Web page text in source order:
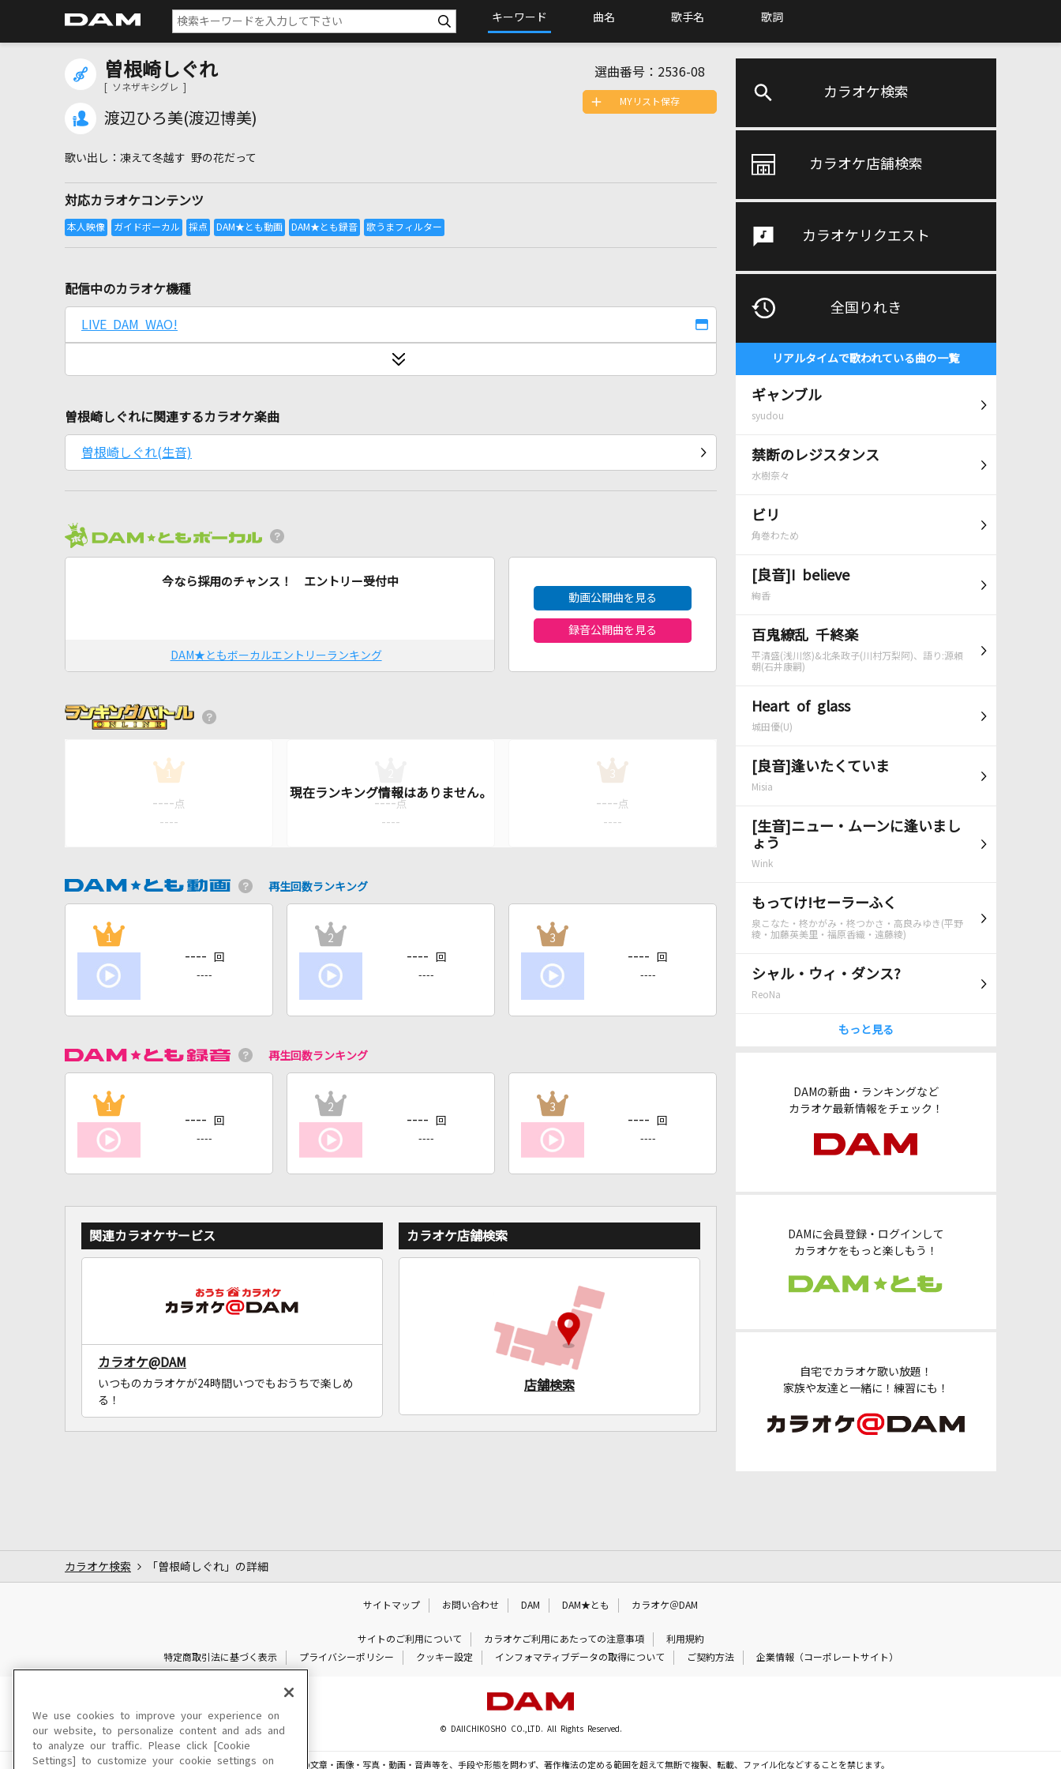
キーワード 曲名 歌手名 歌詞
カラオケ検索
カラオケ店舗検索
カラオケリクエスト
全国りれき
リアルタイムで歌われている曲の一覧
ギャンブル
syudou
禁断のレジスタンス
水樹奈々
ビリ
角巻わため
[良音]I believe
絢香
百鬼繚乱 千終楽
平清盛(浅川悠)&北条政子(川村万梨阿)、語り:源頼
朝(石井康嗣)
Heart of glass
城田優(U)
[良音]逢いたくていま
Misia
[生音]ニュー・ムーンに逢いまし
ょう
Wink
もってけ!セーラーふく
泉こなた・柊かがみ・柊つかさ・高良みゆき(平野
綾・加藤英美里・福原香織・遠藤綾)
シャル・ウィ・ダンス?
ReoNa
もっと見る
DAMの新曲・ランキングなど
カラオケ最新情報をチェック！
DAMに会員登録・ログインして
カラオケをもっと楽しもう！
自宅でカラオケ歌い放題！
家族や友達と一緒に！練習にも！
曽根崎しぐれ
[ ソネザキシグレ ]
渡辺ひろ美(渡辺博美)
選曲番号： 2536-08
凍えて冬越す 野の花だって
対応カラオケコンテンツ
MYリスト保存
配信中のカラオケ機種
LIVE DAM WAO!
曽根崎しぐれに関連するカラオケ楽曲
曽根崎しぐれ(生音)
今なら採用のチャンス！ エントリー受付中
DAM★ともボーカルエントリーランキング
動画公開曲を見る
録音公開曲を見る
1
---- 点
----
---- 点
----
3
---- 点
----
再生回数ランキング
1
---- 回
----
2
---- 回
----
3
---- 回
----
再生回数ランキング
1
---- 回
----
2
---- 回
----
3
---- 回
----
関連カラオケサービス
カラオケ@DAM
いつものカラオケが24時間いつでもおうちで楽しめ
る！
カラオケ店舗検索
店舗検索
カラオケ検索 「曽根崎しぐれ」の詳細
サイトマップ お問い合わせ DAM DAM★とも カラオケ＠DAM
サイトのご利用について カラオケご利用にあたっての注意事項
利用規約
特定商取引法に基づく表示
プライバシーポリシー クッキー設定 インフォマティブデータの取得について ご契約方法 企業情報（コーポレートサイト）
© DAIICHIKOSHO CO.,LTD. All Rights Reserved.
このサイトに掲載されている一切の文章・画像・写真・動画・音声等を、手段や形態を問わず、著作権法の定める範囲を超えて無断で複製、転載、ファイル化などすることを禁じます。
We use cookies to improve your experience on
our website, to personalize content and ads and
to analyze our traffic. Please click [Cookie
Settings] to customize your cookie settings on